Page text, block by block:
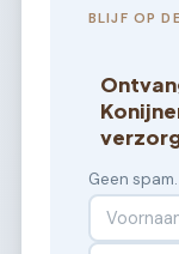
BLIJF OP
Geen